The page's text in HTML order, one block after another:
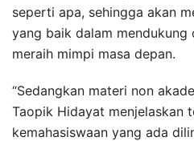
seperti apa, sehingga akan
yang baik dalam
meraih mimpi masa depan.
“Sedangkan materi non
Taopik Hidayat menjelaskan
kemahasiswaan yang ada